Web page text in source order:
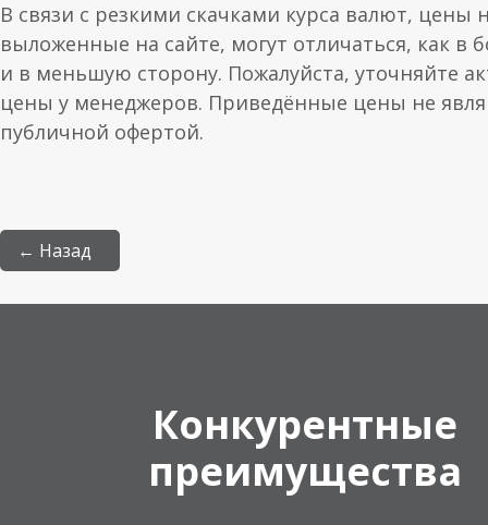
В связи с резкими скачками курса валют, цены
выложенные на сайте, могут отличаться, как в
и в меньшую сторону. Пожалуйста, уточняйте
цены у менеджеров. Приведённые цены не
публичной офертой.
← Назад
Конкурентные
преимущества